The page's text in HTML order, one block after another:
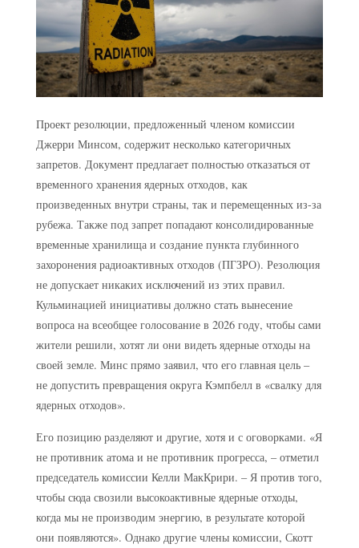
Проект резолюции, предложенный членом комиссии
Джерри Минсом, содержит несколько категоричных
запретов. Документ предлагает полностью отказаться от
временного хранения ядерных отходов, как
произведенных внутри страны, так и перемещенных из-за
рубежа. Также под запрет попадают консолидированные
временные хранилища и создание пункта глубинного
захоронения радиоактивных отходов (ПГЗРО). Резолюция
не допускает никаких исключений из этих правил.
Кульминацией инициативы должно стать вынесение
вопроса на всеобщее голосование в 2026 году, чтобы сами
жители решили, хотят ли они видеть ядерные отходы на
своей земле. Минс прямо заявил, что его главная цель –
не допустить превращения округа Кэмпбелл в «свалку для
ядерных отходов».
Его позицию разделяют и другие, хотя и с оговорками. «Я
не противник атома и не противник прогресса, – отметил
председатель комиссии Келли МакКрири. – Я против того,
чтобы сюда свозили высокоактивные ядерные отходы,
когда мы не производим энергию, в результате которой
они появляются». Однако другие члены комиссии, Скотт